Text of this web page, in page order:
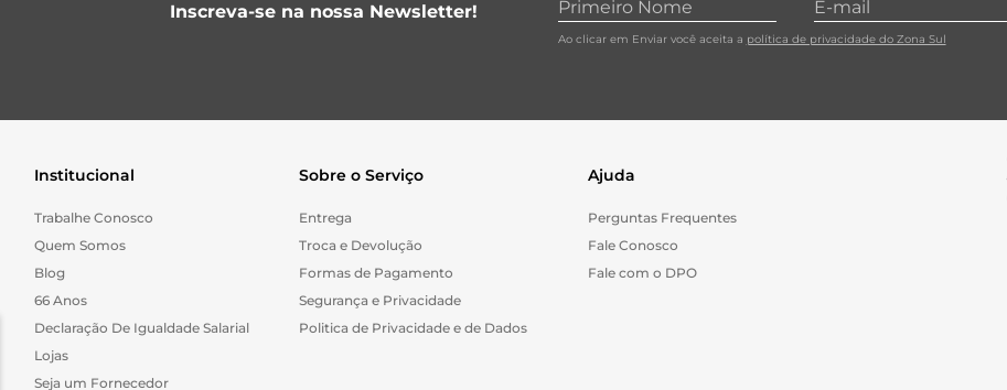
Inscreva-se na nossa Newsletter!
Ao clicar em Enviar você aceita a política de privacidade do Zona Sul
Institucional
Trabalhe Conosco
Quem Somos
Blog
66 Anos
Declaração De Igualdade Salarial
Lojas
Seja um Fornecedor
Sobre o Serviço
Entrega
Troca e Devolução
Formas de Pagamento
Segurança e Privacidade
Politica de Privacidade e de Dados
Ajuda
Perguntas Frequentes
Fale Conosco
Fale com o DPO